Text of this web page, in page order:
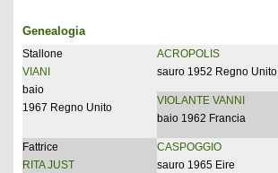
Genealogia
Stallone
VIANI
baio
1967 Regno Unito
ACROPOLIS
sauro 1952 Regno Unito
VIOLANTE VANNI
baio 1962 Francia
Fattrice
RITA JUST
CASPOGGIO
sauro 1965 Eire